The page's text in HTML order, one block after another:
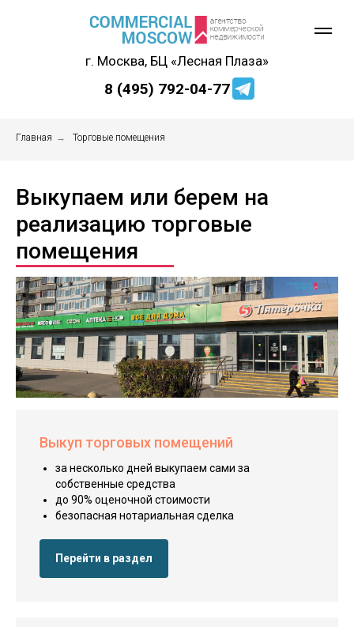
г. Москва, БЦ «Лесная Плаза»
8 (495) 792-04-77
Главная → Торговые помещения
Выкупаем или берем на
реализацию торговые
помещения
Выкуп торговых помещений
за несколько дней выкупаем сами за
собственные средства
до 90% оценочной стоимости
безопасная нотариальная сделка
Перейти в раздел